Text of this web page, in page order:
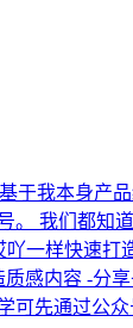
我本身产品
。 我们都知
一样快速打
感内容 -分
可先通过公